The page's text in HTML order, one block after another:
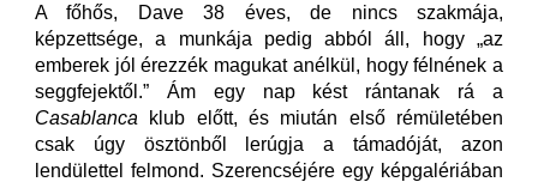
A főhős, Dave 38 éves, de nincs szakmája,
képzettsége, a munkája pedig abból áll, hogy „az
emberek jól érezzék magukat anélkül, hogy félnének a
seggfejektől.” Ám egy nap kést rántanak rá a
Casablanca klub előtt, és miután első rémületében
csak úgy ösztönből lerúgja a támadóját, azon
lendülettel felmond. Szerencséjére egy képgalériában